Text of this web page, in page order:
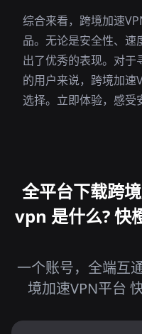
综合来看，跨境加速
品。无论是安全性、速
出了优秀的表现。对
的用户来说，跨境加速
选择。立即体验，感受
全平台下载跨
vpn 是什么? 快
一个账号，全端互
境加速VPN平台